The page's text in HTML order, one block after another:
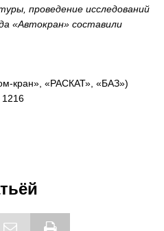
проведение исследований
«Автокран» составили
кран», «РАСКАТ», «БАЗ»)
1216